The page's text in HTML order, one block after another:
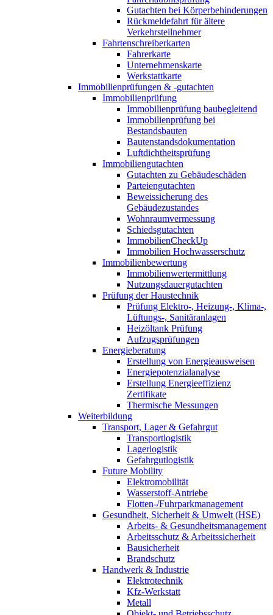
Gutachten bei Körperbehinderungen
Rückmeldefahrt für ältere
Verkehrsteilnehmer
Fahrtenschreiberkarten
Fahrerkarte
Unternehmenskarte
Werkstattkarte
Immobilienprüfungen & -gutachten
Immobilienprüfung
Immobilienprüfung baubegleitend
Immobilienprüfung bei
Bestandsbauten
Bautenstandsdokumentation
Luftdichtheitsprüfung
Immobiliengutachten
Gutachten zu Gebäudeschäden
Parteiengutachten
Beweissicherung des
Gebäudezustandes
Wohnraumvermessung
Schiedsgutachten
ImmobilienCheckUp
Immobilien Hochwasserschutz
Immobilienbewertung
Immobilienwertermittlung
Nutzungsdauergutachten
Prüfung der Haustechnik
Prüfung Elektro-, Heizung-, Klima-,
Lüftungs-, Sanitäranlagen
Heizöltank Prüfung
Aufzugsprüfungen
Energieberatung
Erstellung von Energieausweisen
Energiepotenzialanalyse
Erstellung Energieeffizienz
Zertifikate
Thermische Messungen
Weiterbildung
Transport, Lager & Gefahrgut
Transportlogistik
Lagerlogistik
Gefahrgutlogistik
Future Mobility
Elektromobilität
Wasserstoff-Antriebe
Flotten-/Fuhrparkmanagement
Gesundheit, Sicherheit & Umwelt (HSE)
Arbeits- & Gesundheitsmanagement
Arbeitsschutz & Arbeitssicherheit
Bausicherheit
Brandschutz
Handwerk & Industrie
Elektrotechnik
Kfz-Werkstatt
Metall